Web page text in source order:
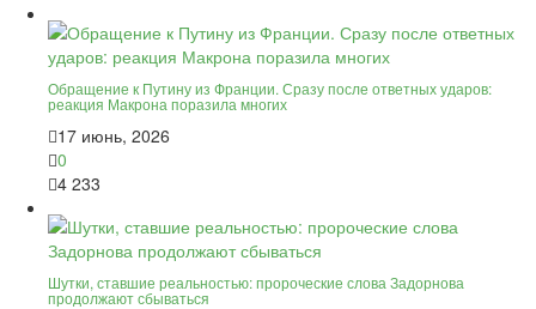
Обращение к Путину из Франции. Сразу после ответных ударов:
реакция Макрона поразила многих
17 июнь, 2026
0
4 233
Шутки, ставшие реальностью: пророческие слова Задорнова
продолжают сбываться